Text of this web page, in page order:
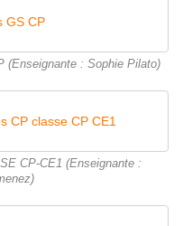
GS CP
(Enseignante : Sophie Pilato)
CP classe CP CE1
CP-CE1 (Enseignante :